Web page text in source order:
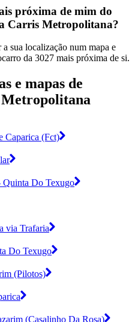
próxima de mim do
Carris Metropolitana?
a sua localização num mapa e
da 3027 mais próxima de si.
e mapas de
Caparica (Fct)
Quinta Do Texugo
via Trafaria
Do Texugo
(Pilotos)
(Casalinho Da Rosa)